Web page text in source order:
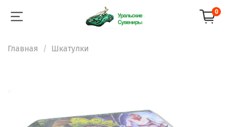
0
Главная Шкатулки